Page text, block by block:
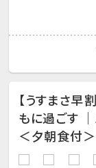
【うすまさ早
もに過ごす
＜夕朝食付＞